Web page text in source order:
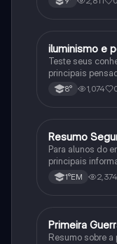
primeira guerra
História
iluminismo e
Teste seus
principais
impacto
8° 1,074
História
Resumo
Para alunos do
principais
1°EM 2,374
História
Primeira
Resumo sobre